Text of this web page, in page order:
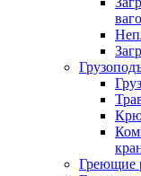
Греющие